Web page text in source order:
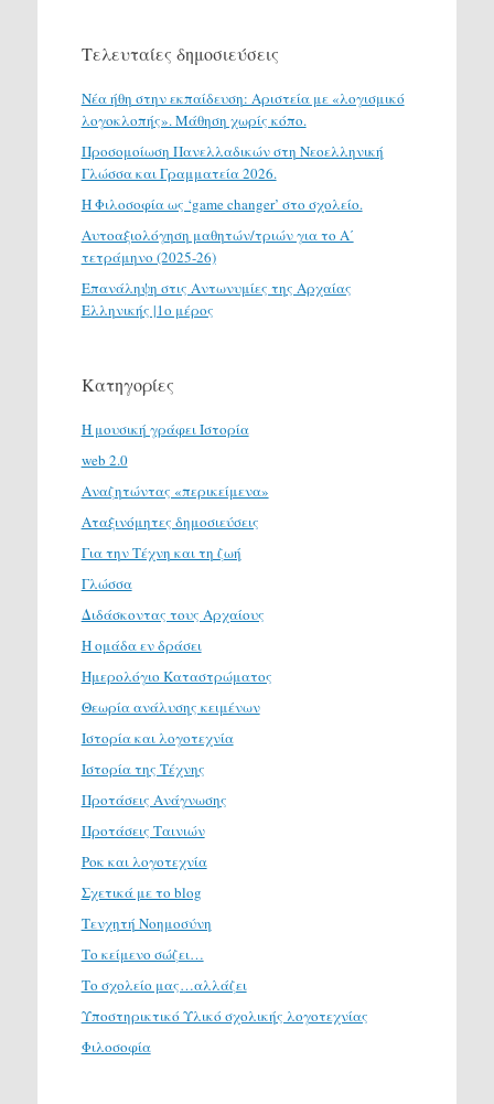
Τελευταίες δημοσιεύσεις
Νέα ήθη στην εκπαίδευση: Αριστεία με «λογισμικό
λογοκλοπής». Μάθηση χωρίς κόπο.
Προσομοίωση Πανελλαδικών στη Νεοελληνική
Γλώσσα και Γραμματεία 2026.
H Φιλοσοφία ως ‘game changer’ στο σχολείο.
Αυτοαξιολόγηση μαθητών/τριών για το Α΄
τετράμηνο (2025-26)
Επανάληψη στις Αντωνυμίες της Αρχαίας
Ελληνικής |1ο μέρος
Κατηγορίες
H μουσική γράφει Ιστορία
web 2.0
Αναζητώντας «περικείμενα»
Αταξινόμητες δημοσιεύσεις
Για την Τέχνη και τη ζωή
Γλώσσα
Διδάσκοντας τους Αρχαίους
Η ομάδα εν δράσει
Ημερολόγιο Καταστρώματος
Θεωρία ανάλυσης κειμένων
Ιστορία και λογοτεχνία
Ιστορία της Τέχνης
Προτάσεις Ανάγνωσης
Προτάσεις Ταινιών
Ροκ και λογοτεχνία
Σχετικά με το blog
Τενχητή Νοημοσύνη
Το κείμενο σώζει…
Το σχολείο μας…αλλάζει
Υποστηρικτικό Υλικό σχολικής λογοτεχνίας
Φιλοσοφία